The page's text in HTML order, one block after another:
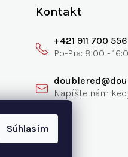
Súhlasím
Kontakt
+421 911 700 556